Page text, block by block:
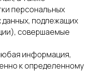
персональных
данных, подлежащих
совершаемые
информация,
к определенному